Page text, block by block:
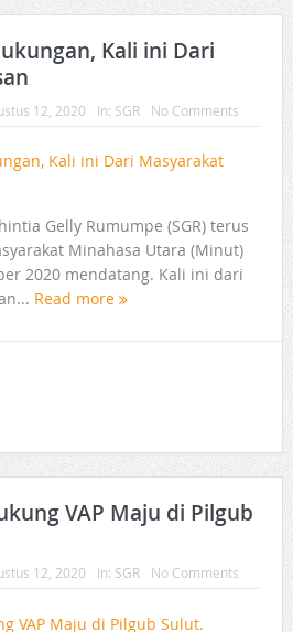
Kali ini Dari
12, 2020 In: SGR No Comments
Gelly Rumumpe (SGR) terus
Minahasa Utara (Minut)
2020 mendatang. Kali ini dari
Read more
VAP Maju di Pilgub
12, 2020 In: SGR No Comments